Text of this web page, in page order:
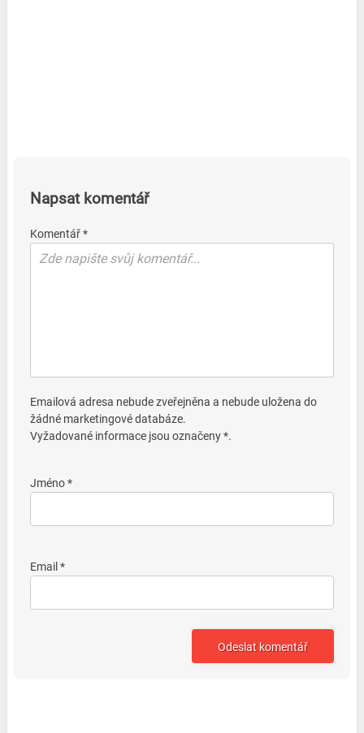
Napsat komentář
Komentář *
Emailová adresa nebude zveřejněna a nebude uložena do
žádné marketingové databáze.
Vyžadované informace jsou označeny *.
Jméno *
Email *